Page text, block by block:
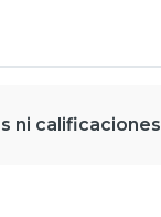
ni calificaciones